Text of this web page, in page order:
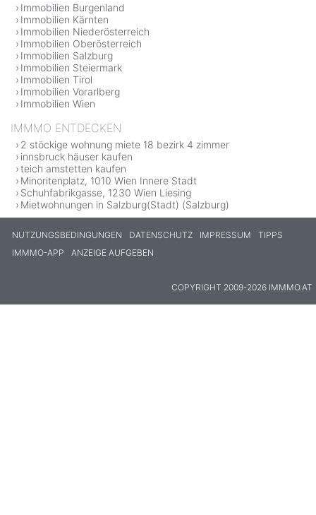
Immobilien Burgenland
Immobilien Kärnten
Immobilien Niederösterreich
Immobilien Oberösterreich
Immobilien Salzburg
Immobilien Steiermark
Immobilien Tirol
Immobilien Vorarlberg
Immobilien Wien
IMMMO ENTDECKEN
2 stöckige wohnung miete 18 bezirk 4 zimmer
innsbruck häuser kaufen
teich amstetten kaufen
Minoritenplatz, 1010 Wien Innere Stadt
Schuhfabrikgasse, 1230 Wien Liesing
Mietwohnungen in Salzburg(Stadt) (Salzburg)
NUTZUNGSBEDINGUNGEN DATENSCHUTZ IMPRESSUM
TIPPS
IMMMO-APP
ANZEIGE AUFGEBEN
COPYRIGHT 2009-2026 IMMMO.AT